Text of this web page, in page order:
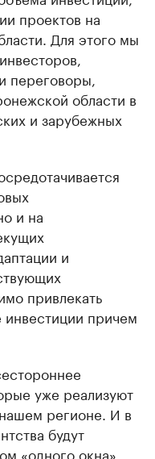
проектов на
Для этого мы
переговоры,
области в
и зарубежных
и на
и
привлекать
причем
уже реализуют
регионе. И в
будут
«одного окна».